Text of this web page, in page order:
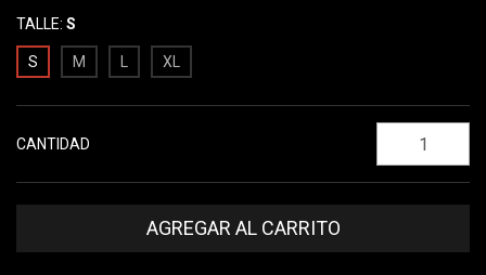
TALLE: S
S M XL
CANTIDAD